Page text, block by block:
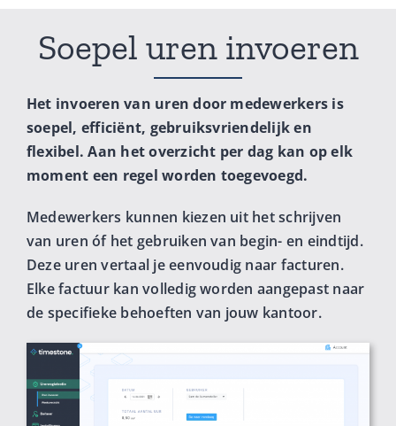
Soepel uren invoeren
Het invoeren van uren door medewerkers is
soepel, efficiënt, gebruiksvriendelijk en
flexibel. Aan het overzicht per dag kan op elk
moment een regel worden toegevoegd.
Medewerkers kunnen kiezen uit het schrijven
van uren óf het gebruiken van begin- en eindtijd.
Deze uren vertaal je eenvoudig naar facturen.
Elke factuur kan volledig worden aangepast naar
de specifieke behoeften van jouw kantoor.